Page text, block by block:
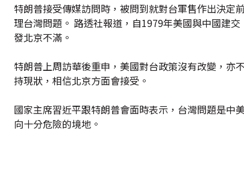
特朗普接受傳媒訪問時，被問到就對台軍售作出決定
理台灣問題。 路透社報道，自1979年美國與中國建
發北京不滿。
特朗普上周訪華後重申，美國對台政策沒有改變，亦
持現狀，相信北京方面會接受。
國家主席習近平跟特朗普會面時表示，台灣問題是中
向十分危險的境地。